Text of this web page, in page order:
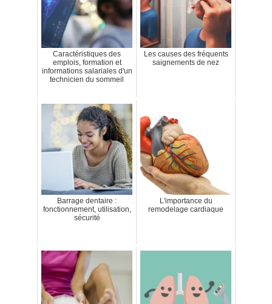
Caractéristiques des
emplois, formation et
informations salariales d'un
technicien du sommeil
Les causes des fréquents
saignements de nez
Barrage dentaire :
fonctionnement, utilisation,
sécurité
L'importance du
remodelage cardiaque